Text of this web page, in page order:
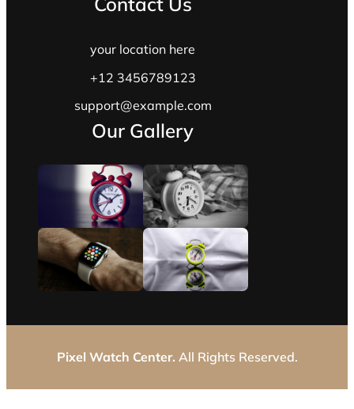
your location here
+12 3456789123
support@example.com
Our Gallery
Pixel Watch Center. All Rights Reserved.